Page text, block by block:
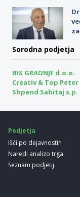
Sorodna podjetja
BIS GRADNJE d.o.o.
Creativ & Top
Shpend Sahitaj s.p.
Podjetja
Išči po dejavnostih
Naredi analizo trga
Seznam podjetij